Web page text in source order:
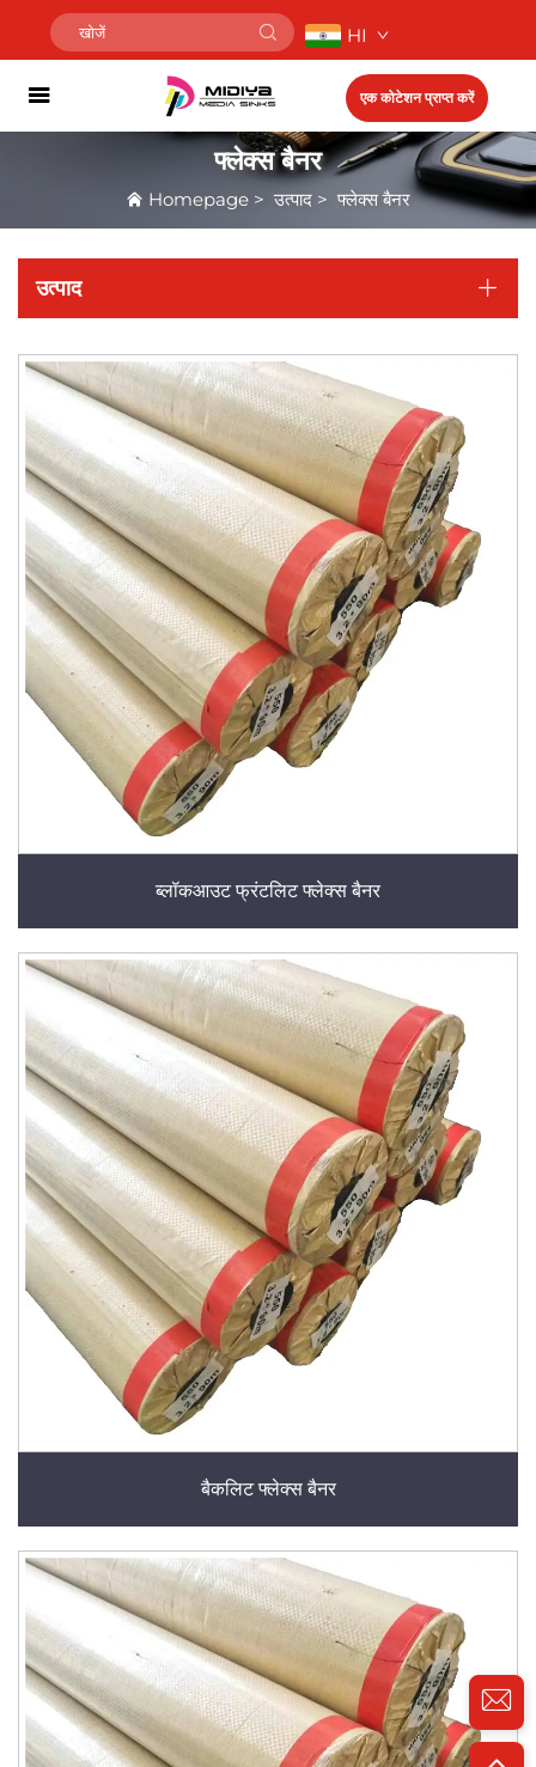
HI
एक कोटेशन प्राप्त करें
फ्लेक्स बैनर
Homepage >उत्पाद > फ्लेक्स बैनर
उत्पाद
ब्लॉकआउट फ्रंटलिट फ्लेक्स बैनर
बैकलिट फ्लेक्स बैनर